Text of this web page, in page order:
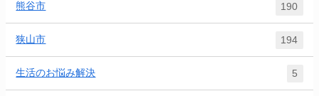
熊谷市 190
狭山市 194
生活のお悩み解決 5